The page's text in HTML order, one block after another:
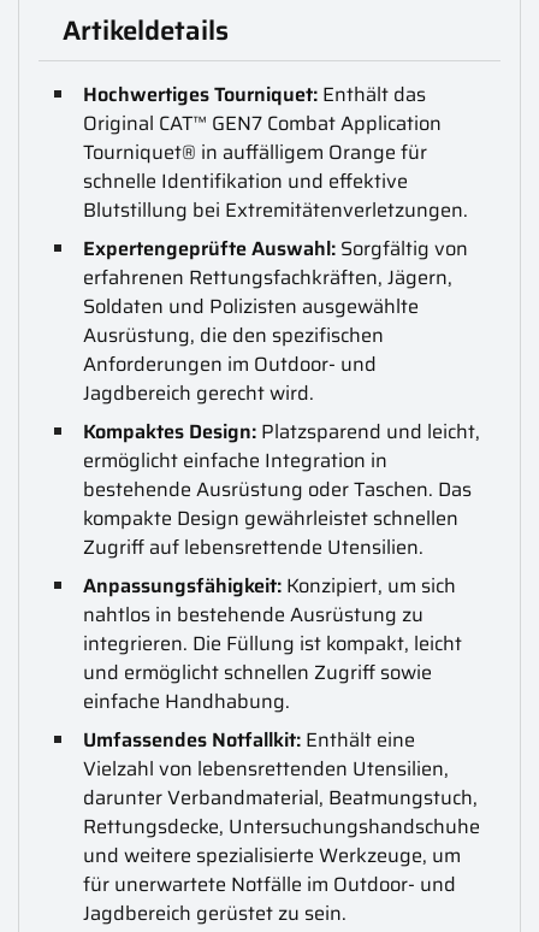
Artikeldetails
Hochwertiges Tourniquet: Enthält das
Original CAT™ GEN7 Combat Application
Tourniquet® in auffälligem Orange für
schnelle Identifikation und effektive
Blutstillung bei Extremitätenverletzungen.
Expertengeprüfte Auswahl: Sorgfältig von
erfahrenen Rettungsfachkräften, Jägern,
Soldaten und Polizisten ausgewählte
Ausrüstung, die den spezifischen
Anforderungen im Outdoor- und
Jagdbereich gerecht wird.
Kompaktes Design: Platzsparend und leicht,
ermöglicht einfache Integration in
bestehende Ausrüstung oder Taschen. Das
kompakte Design gewährleistet schnellen
Zugriff auf lebensrettende Utensilien.
Anpassungsfähigkeit: Konzipiert, um sich
nahtlos in bestehende Ausrüstung zu
integrieren. Die Füllung ist kompakt, leicht
und ermöglicht schnellen Zugriff sowie
einfache Handhabung.
Umfassendes Notfallkit: Enthält eine
Vielzahl von lebensrettenden Utensilien,
darunter Verbandmaterial, Beatmungstuch,
Rettungsdecke, Untersuchungshandschuhe
und weitere spezialisierte Werkzeuge, um
für unerwartete Notfälle im Outdoor- und
Jagdbereich gerüstet zu sein.